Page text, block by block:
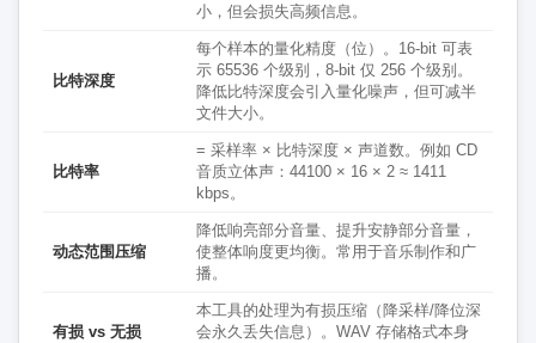
小，但会损失高频信息。
比特深度
每个样本的量化精度（位）。16-bit 可表
示 65536 个级别，8-bit 仅 256 个级别。
降低比特深度会引入量化噪声，但可减半
文件大小。
比特率
= 采样率 × 比特深度 × 声道数。例如 CD
音质立体声：44100 × 16 × 2 ≈ 1411
kbps。
动态范围压缩
降低响亮部分音量、提升安静部分音量，
使整体响度更均衡。常用于音乐制作和广
播。
有损 vs 无损
本工具的处理为有损压缩（降采样/降位深
会永久丢失信息）。WAV 存储格式本身